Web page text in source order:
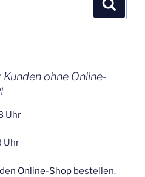
ohne Online-
Uhr
Uhr
Online-Shop bestellen.